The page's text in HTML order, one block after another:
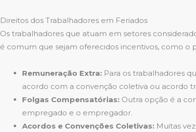
Direitos dos Trabalhadores em Feriados
Os trabalhadores que atuam em setores
é comum que sejam oferecidos incentivos, como o
Remuneração Extra: Para os trabalhadores
acordo com a convenção coletiva ou acordo
Folgas Compensatórias: Outra opção é a
empregado e o empregador.
Acordos e Convenções Coletivas: Muitas